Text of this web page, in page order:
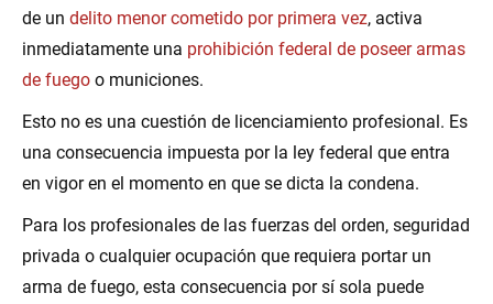
de un delito menor cometido por primera vez, activa
inmediatamente una prohibición federal de poseer armas
de fuego o municiones.
Esto no es una cuestión de licenciamiento profesional. Es
una consecuencia impuesta por la ley federal que entra
en vigor en el momento en que se dicta la condena.
Para los profesionales de las fuerzas del orden, seguridad
privada o cualquier ocupación que requiera portar un
arma de fuego, esta consecuencia por sí sola puede